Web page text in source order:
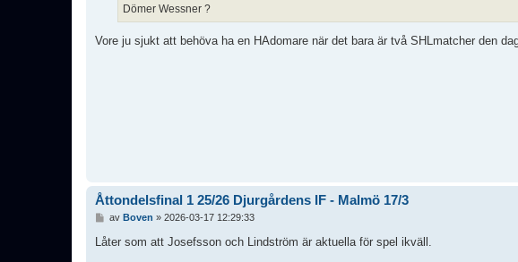
Dömer Wessner ?
Vore ju sjukt att behöva ha en HAdomare när det bara är två SHLmatcher den
Åttondelsfinal 1 25/26 Djurgårdens IF - Malmö 17/3
l
av Boven » 2026-03-17 12:29:33
Låter som att Josefsson och Lindström är aktuella för spel ikväll.